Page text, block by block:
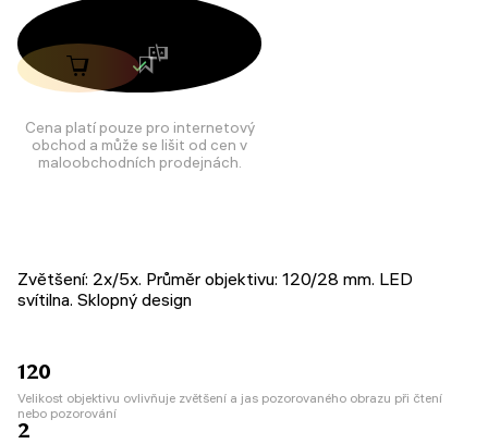
Cena platí pouze pro internetový
obchod a může se lišit od cen v
maloobchodních prodejnách.
Zvětšení: 2x/5x. Průměr objektivu: 120/28 mm. LED
svítilna. Sklopný design
120
Velikost objektivu ovlivňuje zvětšení a jas pozorovaného obrazu při čtení
nebo pozorování
2